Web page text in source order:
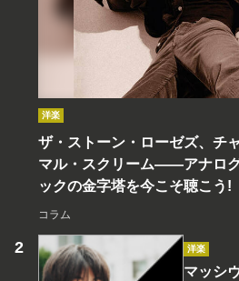
洋楽
ザ・ストーン・ローゼズ、チ
マル・スクリーム――アナロ
ックの金字塔を今こそ聴こう!
コラム
洋楽
マッシ